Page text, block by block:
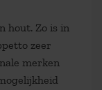
hout. Zo is in
zeer
merken